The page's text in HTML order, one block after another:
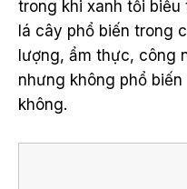
trong khi xanh tối biểu
lá cây phổ biến trong
lượng, ẩm thực, công
nhưng không phổ
không.